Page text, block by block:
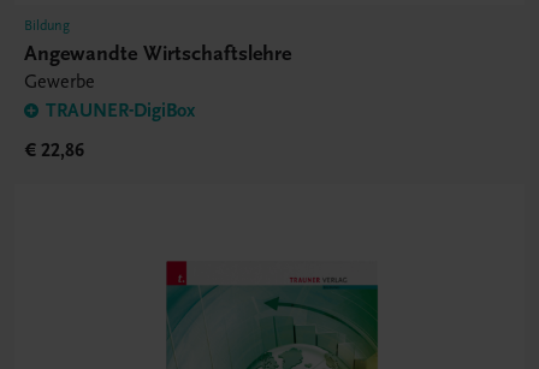
Bildung
Angewandte Wirtschaftslehre
Gewerbe
TRAUNER-DigiBox
€ 22,86